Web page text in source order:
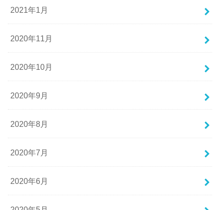
2021年1月
2020年11月
2020年10月
2020年9月
2020年8月
2020年7月
2020年6月